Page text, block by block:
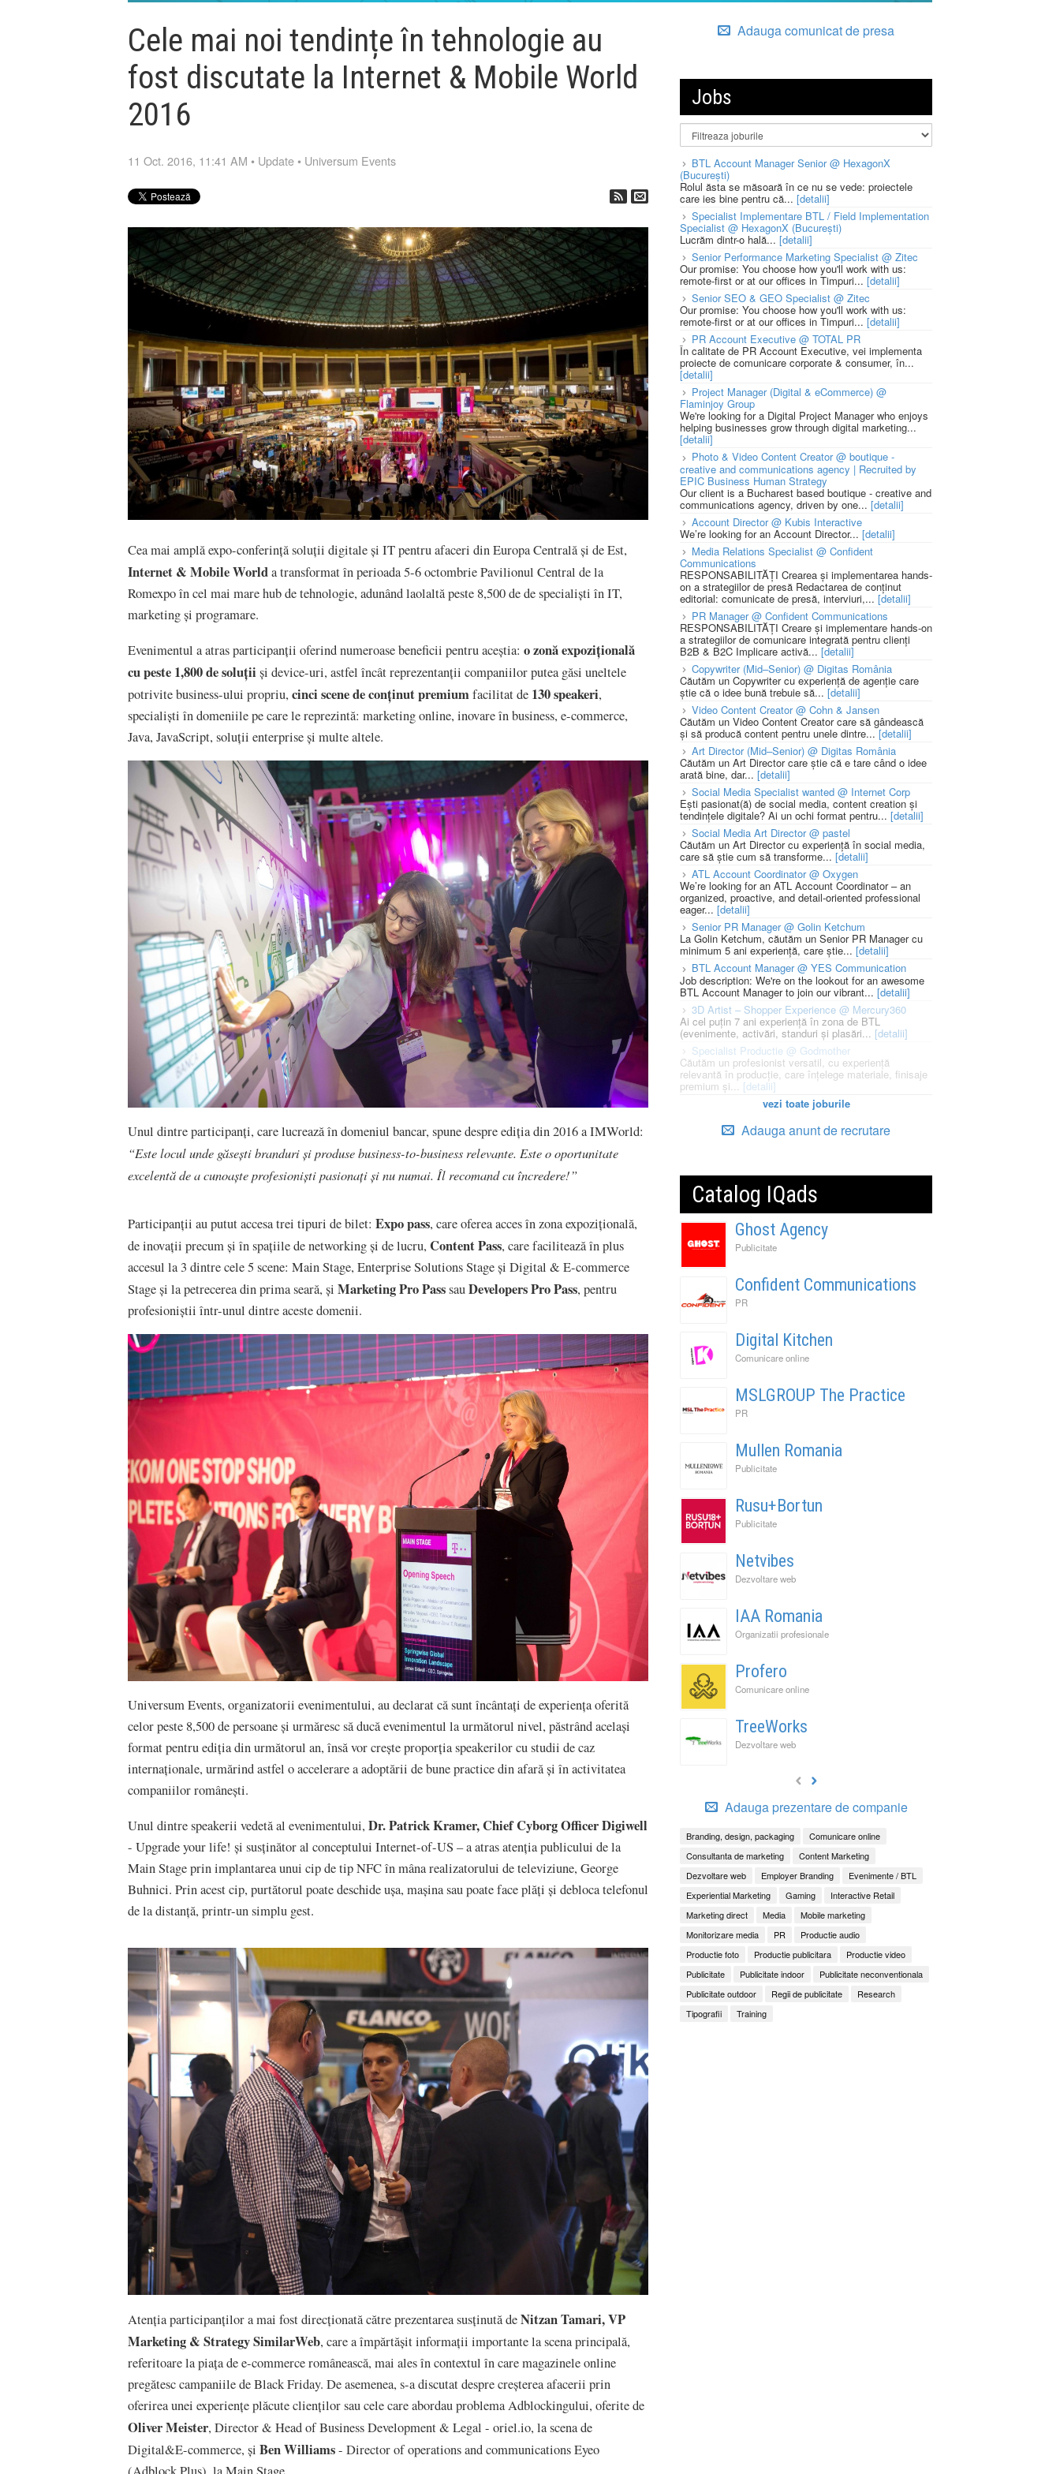
Cele mai noi tendințe în tehnologie au
fost discutate la Internet & Mobile World
2016
11 Oct. 2016, 11:41 AM • Update • Universum Events
Cea mai amplă expo-conferință soluții digitale și IT pentru afaceri din Europa Centrală și de Est,
Internet & Mobile Worlda transformat în perioada 5-6 octombrie Pavilionul Central de la
Romexpo în cel mai mare hub de tehnologie, adunând laolaltă peste 8,500 de de specialiști în IT,
marketing și programare.
Evenimentul a atras participanții oferind numeroase beneficii pentru aceștia: o zonă expozițională
cu peste 1,800 de soluții și device-uri, astfel încât reprezentanții companiilor putea găsi uneltele
potrivite business-ului propriu, cinci scene de conținut premiumfacilitat de 130 speakeri,
specialiști în domeniile pe care le reprezintă: marketing online, inovare în business, e-commerce,
Java, JavaScript, soluții enterprise și multe altele.
Unul dintre participanți, care lucrează în domeniul bancar, spune despre ediția din 2016 a IMWorld:
“Este locul unde găsești branduri și produse business-to-business relevante. Este o oportunitate
excelentă de a cunoaște profesioniști pasionați și nu numai. Îl recomand cu încredere!”
Participanții au putut accesa trei tipuri de bilet: Expo pass, care oferea acces în zona expozițională,
de inovații precum și în spațiile de networking și de lucru, Content Pass, care facilitează în plus
accesul la 3 dintre cele 5 scene: Main Stage, Enterprise Solutions Stage și Digital & E-commerce
Stage și la petrecerea din prima seară, și Marketing Pro PasssauDevelopers Pro Pass, pentru
profesioniștii într-unul dintre aceste domenii.
Universum Events, organizatorii evenimentului, au declarat că sunt încântați de experiența oferită
celor peste 8,500 de persoane și urmăresc să ducă evenimentul la următorul nivel, păstrând același
format pentru ediția din următorul an, însă vor crește proporția speakerilor cu studii de caz
internaționale, urmărind astfel o accelerare a adoptării de bune practice din afară și în activitatea
companiilor românești.
Unul dintre speakerii vedetă al evenimentului, Dr. Patrick Kramer, Chief Cyborg Officer Digiwell
- Upgrade your life! și susținător al conceptului Internet-of-US – a atras atenția publicului de la
Main Stage prin implantarea unui cip de tip NFC în mâna realizatorului de televiziune, George
Buhnici. Prin acest cip, purtătorul poate deschide ușa, mașina sau poate face plăți și debloca telefonul
de la distanță, printr-un simplu gest.
Atenția participanților a mai fost direcționată către prezentarea susținută deNitzan Tamari, VP
Marketing & Strategy SimilarWeb, care a împărtășit informații importante la scena principală,
referitoare la piața de e-commerce românească, mai ales în contextul în care magazinele online
pregătesc campaniile de Black Friday. De asemenea, s-a discutat despre creșterea afacerii prin
oferirea unei experiențe plăcute clienților sau cele care abordau problema Adblockingului, oferite de
Oliver Meister, Director & Head of Business Development & Legal - oriel.io, la scena de
Digital&E-commerce, și Ben Williams- Director of operations and communications Eyeo
Adauga comunicat de presa
Jobs
BTL Account Manager Senior @ HexagonX
(București)
Rolul ăsta se măsoară în ce nu se vede: proiectele
care ies bine pentru că... [detalii]
Specialist Implementare BTL / Field Implementation
Specialist @ HexagonX (București)
Lucrăm dintr-o hală... [detalii]
Senior Performance Marketing Specialist @ Zitec
Our promise: You choose how you'll work with us:
remote-first or at our offices in Timpuri... [detalii]
Senior SEO & GEO Specialist @ Zitec
Our promise: You choose how you'll work with us:
remote-first or at our offices in Timpuri... [detalii]
PR Account Executive @ TOTAL PR
În calitate de PR Account Executive, vei implementa
proiecte de comunicare corporate & consumer, în...
[detalii]
Project Manager (Digital & eCommerce) @
Flaminjoy Group
We're looking for a Digital Project Manager who enjoys
helping businesses grow through digital marketing...
[detalii]
Photo & Video Content Creator @ boutique -
creative and communications agency | Recruited by
EPIC Business Human Strategy
Our client is a Bucharest based boutique - creative and
communications agency, driven by one... [detalii]
Account Director @ Kubis Interactive
We’re looking for an Account Director... [detalii]
Media Relations Specialist @ Confident
Communications
RESPONSABILITĂȚI Crearea și implementarea hands-
on a strategiilor de presă Redactarea de conținut
editorial: comunicate de presă, interviuri,... [detalii]
PR Manager @ Confident Communications
RESPONSABILITĂȚI Creare și implementare hands-on
a strategiilor de comunicare integrată pentru clienți
B2B & B2C Implicare activă... [detalii]
Copywriter (Mid–Senior) @ Digitas România
Căutăm un Copywriter cu experiență de agenție care
știe că o idee bună trebuie să... [detalii]
Video Content Creator @ Cohn & Jansen
Căutăm un Video Content Creator care să gândească
și să producă content pentru unele dintre...[detalii]
Art Director (Mid–Senior) @ Digitas România
Căutăm un Art Director care știe că e tare când o idee
arată bine, dar... [detalii]
Social Media Specialist wanted @ Internet Corp
Ești pasionat(ă) de social media, content creation și
tendințele digitale? Ai un ochi format pentru... [detalii]
Social Media Art Director @ pastel
Căutăm un Art Director cu experiență în social media,
care să știe cum să transforme... [detalii]
ATL Account Coordinator @ Oxygen
We’re looking for an ATL Account Coordinator – an
organized, proactive, and detail-oriented professional
eager... [detalii]
Senior PR Manager @ Golin Ketchum
La Golin Ketchum, căutăm un Senior PR Manager cu
minimum 5 ani experiență, care știe... [detalii]
BTL Account Manager @ YES Communication
Job description: We're on the lookout for an awesome
BTL Account Manager to join our vibrant... [detalii]
3D Artist – Shopper Experience @ Mercury360
Ai cel puțin 7 ani experiență în zona de BTL
(evenimente, activări, standuri și plasări... [detalii]
Specialist Productie @ Godmother
Căutăm un profesionist versatil, cu experiență
relevantă în producție, care înțelege materiale, finisaje
premium și... [detalii]
vezi toate joburile
Adauga anunt de recrutare
Catalog IQads
Ghost Agency
Publicitate
Confident Communications
PR
Digital Kitchen
Comunicare online
MSLGROUP The Practice
PR
Mullen Romania
Publicitate
Rusu+Bortun
Publicitate
Netvibes
Dezvoltare web
IAA Romania
Organizatii profesionale
Profero
Comunicare online
TreeWorks
Dezvoltare web
Adauga prezentare de companie
Branding, design, packaging
Comunicare online
Consultanta de marketing
Content Marketing
Dezvoltare web
Employer Branding
Evenimente / BTL
Experiential Marketing
Gaming
Interactive Retail
Marketing direct
Media
Mobile marketing
Monitorizare media
PR
Productie audio
Productie foto
Productie publicitara
Productie video
Publicitate
Publicitate indoor
Publicitate neconventionala
Publicitate outdoor
Regii de publicitate
Research
Tipografii
Training